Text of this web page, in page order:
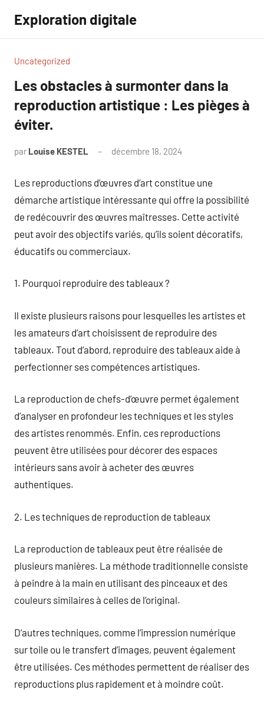
contenu
Exploration digitale
Uncategorized
Les obstacles à surmonter dans la
reproduction artistique : Les pièges à
éviter.
par Louise KESTEL décembre 18, 2024
Les reproductions d’œuvres d’art constitue une
démarche artistique intéressante qui offre la possibilité
de redécouvrir des œuvres maîtresses. Cette activité
peut avoir des objectifs variés, qu’ils soient décoratifs,
éducatifs ou commerciaux.
1. Pourquoi reproduire des tableaux ?
Il existe plusieurs raisons pour lesquelles les artistes et
les amateurs d’art choisissent de reproduire des
tableaux. Tout d’abord, reproduire des tableaux aide à
perfectionner ses compétences artistiques.
La reproduction de chefs-d’œuvre permet également
d’analyser en profondeur les techniques et les styles
des artistes renommés. Enfin, ces reproductions
peuvent être utilisées pour décorer des espaces
intérieurs sans avoir à acheter des œuvres
authentiques.
2. Les techniques de reproduction de tableaux
La reproduction de tableaux peut être réalisée de
plusieurs manières. La méthode traditionnelle consiste
à peindre à la main en utilisant des pinceaux et des
couleurs similaires à celles de l’original.
D’autres techniques, comme l’impression numérique
sur toile ou le transfert d’images, peuvent également
être utilisées. Ces méthodes permettent de réaliser des
reproductions plus rapidement et à moindre coût.